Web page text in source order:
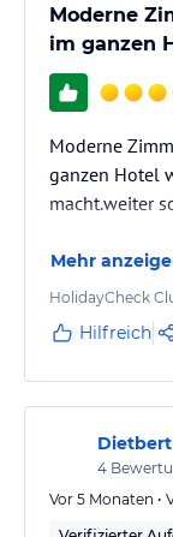
Moderne
im ganzen
Moderne
ganzen Hotel
macht.weiter
Mehr
HolidayCheck
Hilfreich
Dietbert
4
Vor 5 Monaten •